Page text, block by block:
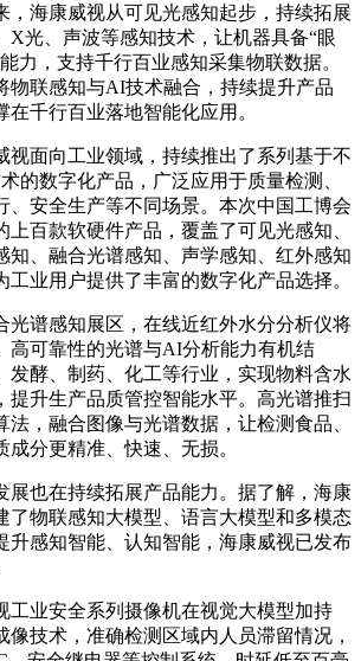
海康威视从可见光感知起步，持续拓展
X光、声波等感知技术，让机器具备“眼
力，支持千行百业感知采集物联数据。
物联感知与AI技术融合，持续提升产品
在千行百业落地智能化应用。
面向工业领域，持续推出了系列基于不
的数字化产品，广泛应用于质量检测、
、安全生产等不同场景。本次中国工博会
上百款软硬件产品，覆盖了可见光感知、
知、融合光谱感知、声学感知、红外感知
工业用户提供了丰富的数字化产品选择。
谱感知展区，在线近红外水分分析仪将
高可靠性的光谱与AI分析能力有机结
发酵、制药、化工等行业，实现物料含水
提升生产品质管控智能水平。高光谱推扫
法，融合图像与光谱数据，让检测食品、
成分更精准、快速、无损。
也在持续拓展产品能力。据了解，海康
了物联感知大模型、语言大模型和多模态
升感知智能、认知智能，海康威视已发布
业安全系列摄像机在视觉大模型加持
像技术，准确检测区域内人员滞留情况，